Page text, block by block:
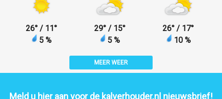
26° / 11°
5 %
29° / 15°
5 %
26° / 17°
10 %
MEER WEER
Meld u hier aan voor de kalverhouder.nl nieuwsbrief!